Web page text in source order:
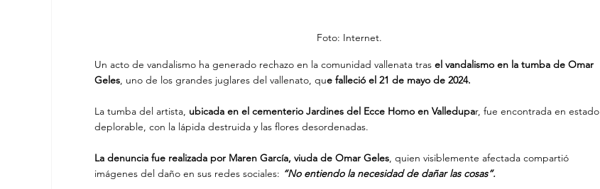
Foto: Internet.
Un acto de vandalismo ha generado rechazo en la comunidad vallenata tras el vandalismo en la tumba de Omar
Geles, uno de los grandes juglares del vallenato, que falleció el 21 de mayo de 2024.
La tumba del artista, ubicada en el cementerio Jardines del Ecce Homo en Valledupar, fue encontrada en estado
deplorable, con la lápida destruida y las flores desordenadas.
La denuncia fue realizada por Maren García, viuda de Omar Geles, quien visiblemente afectada compartió
imágenes del daño en sus redes sociales: “No entiendo la necesidad de dañar las cosas”.